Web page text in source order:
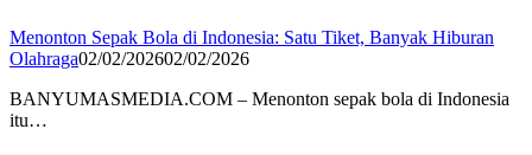
Menonton Sepak Bola di Indonesia: Satu Tiket, Banyak Hiburan
Olahraga02/02/202602/02/2026
BANYUMASMEDIA.COM – Menonton sepak bola di Indonesia
itu…